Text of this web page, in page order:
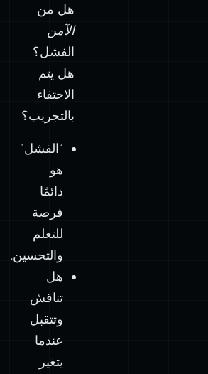
هل من
الآمن
الفشل؟
هل يتم
الاحتفاء
بالتجريب؟
“الفشل”
هو
دائمًا
فرصة
للتعلم
والتحسين.
هل
تناقش
وتتقبل
عندما
يتغير